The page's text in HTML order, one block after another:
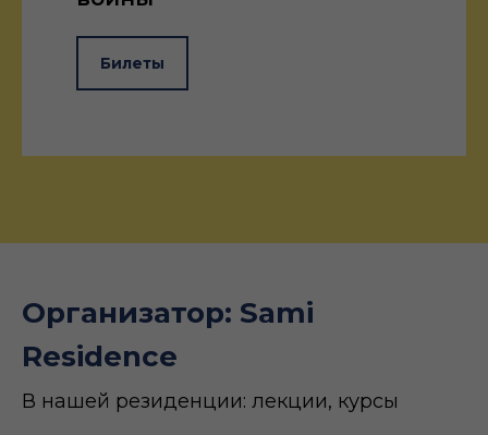
Билеты
Организатор: Sami
Residence
В нашей резиденции: лекции, курсы